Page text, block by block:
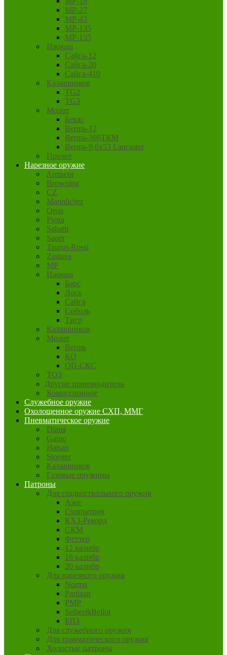
MP-27
MP-43
MP-135
MP-155
Ижмаш
Сайга-12
Сайга-20
Сайга-410
Калашников
TG2
TG3
Молот
Бекас
Вепрь-12
Вепрь-366ТКМ
Вепрь-9,6х53 Lancaster
Прочее
Нарезное оружие
Armscor
Browning
CZ
Mannlicher
Orsis
Pietta
Sabatti
Sauer
Taurus-Rossi
Zastava
MP
Ижмаш
Барс
Лось
Сайга
Соболь
Тигр
Калашников
Молот
Вепрь
КО
ОП-СКС
ТОЗ
Другие производители
Комиссионное
Служебное оружие
Охолощенное оружие СХП, ММГ
Пневматическое оружие
Diana
Gamo
Hatsan
Stoeger
Калашников
Газовые пружины
Патроны
Для гладкоствольного оружия
Азот
Главпатрон
КХЗ-Рекорд
СКМ
Феттер
12 калибр
16 калибр
20 калибр
Для нарезного оружия
Norma
Partizan
PMP
Sellier&Bellot
БПЗ
Для служебного оружия
Для травматического оружия
Холостые патроны